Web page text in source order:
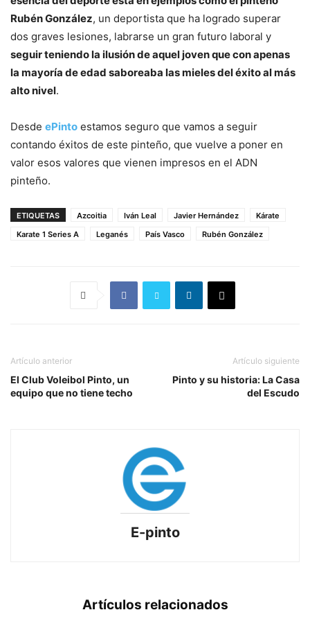
Rubén González, un deportista que ha logrado superar
dos graves lesiones, labrarse un gran futuro laboral y
seguir teniendo la ilusión de aquel joven que con apenas
la mayoría de edad saboreaba las mieles del éxito al más
alto nivel.
Desde ePinto estamos seguro que vamos a seguir
contando éxitos de este pinteño, que vuelve a poner en
valor esos valores que vienen impresos en el ADN
pinteño.
ETIQUETAS Azcoitia Iván Leal Javier Hernández
Kárate
Karate 1 Series A
Leganés País Vasco Rubén González
Artículo anterior
El Club Voleibol Pinto, un
equipo que no tiene techo
Artículo siguiente
Pinto y su historia: La Casa
del Escudo
E-pinto
Artículos relacionados